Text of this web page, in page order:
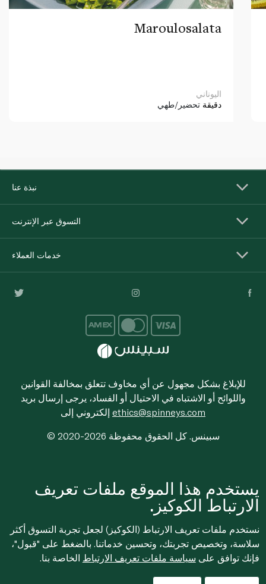
Maroulosalata
اليوناني
دقيقة تحضير/طهي
نبذة عنا
التسوق عبر الإنترنت
خدمات العملاء
للإبلاغ بشكل مجهول عن أي مخاوف تتعلق بمخالفة القوانين
واللوائح أو الاشتباه في الاحتيال أو الفساد، يرجى إرسال بريد
ethics@spinneys.com
© 2020-2026 سبينس. كل الحقوق محفوظة
يستخدم هذا الموقع ملفات تعريف
الارتباط الكوكيز.
نستخدم ملفات تعريف الارتباط (الكوكيز) لجعل تجربة التسوق أكثر
سلاسة، وتخصيص تجربتك، وتحسين خدماتنا. بالضغط على "قبول"،
فإنك توافق على سياسة ملفات تعريف الارتباط الخاصة بنا.